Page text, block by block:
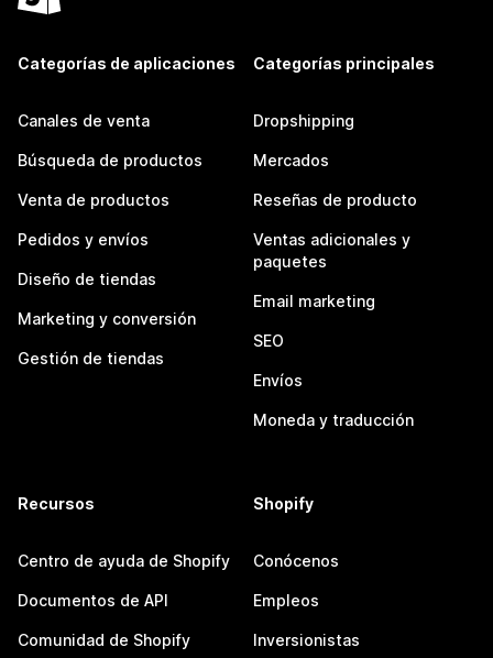
Categorías de aplicaciones
Canales de venta
Búsqueda de productos
Venta de productos
Pedidos y envíos
Diseño de tiendas
Marketing y conversión
Gestión de tiendas
Categorías principales
Dropshipping
Mercados
Reseñas de producto
Ventas adicionales y
paquetes
Email marketing
SEO
Envíos
Moneda y traducción
Recursos
Centro de ayuda de Shopify
Documentos de API
Comunidad de Shopify
Shopify
Conócenos
Empleos
Inversionistas